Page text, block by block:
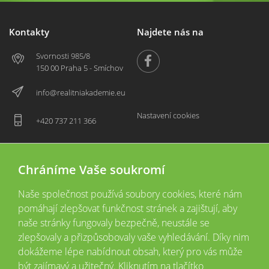
Kontakty
Svornosti 985/8
150 00 Praha 5 - Smíchov
info@realitniakademie.eu
+420 737 211 366
Najdete nás na
Nastavení cookies
2026 © CopyrightVšechna práva vyhrazena
Tyto webové stránky jsou provozovány společností Realitní akademie České
Chráníme Vaše soukromí
Naše společnost používá soubory cookies, které nám
pomáhají zlepšovat funkčnost stránek a zajištují, aby
naše stránky fungovaly bezpečně, neustále se
zlepšovaly a přizpůsobovaly vaše vyhledávání. Díky nim
dokážeme lépe nabídnout obsah, který pro vás může
být zajímavý a užitečný. Kliknutím na tlačítko